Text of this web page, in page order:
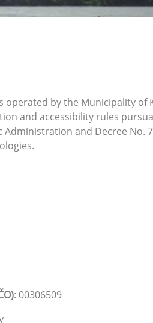
operated by the Municipality of
and accessibility rules
and Decree No.
: 00306509